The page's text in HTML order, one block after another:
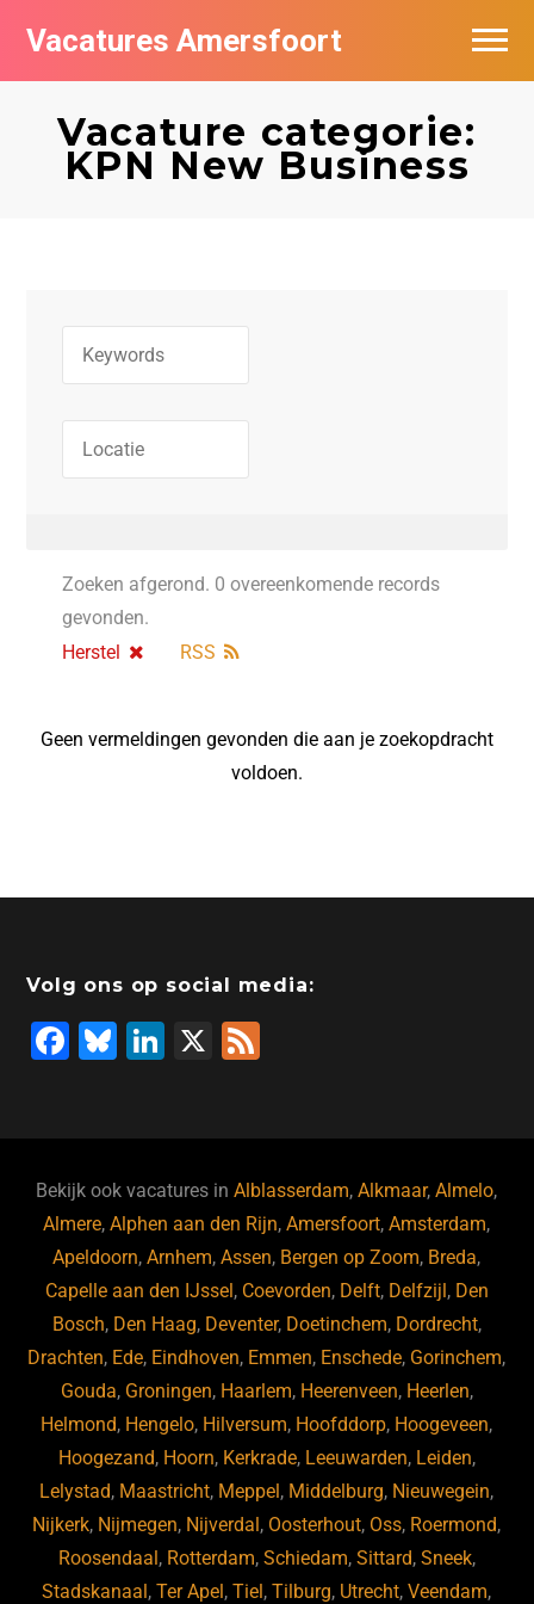
Vacatures Amersfoort
Vacature categorie:
KPN New Business
Zoeken afgerond. 0 overeenkomende records
gevonden.
Herstel
RSS
Geen vermeldingen gevonden die aan je zoekopdracht
voldoen.
Volg ons op social media:
F
b
o
o
k
Bl
ky
Li
dI
n
X
Bekijk ook vacatures inAlblasserdam,Alkmaar,Almelo,
Almere,Alphen aan den Rijn,Amersfoort,Amsterdam,
Apeldoorn,Arnhem,Assen, Bergen op Zoom, Breda,
Capelle aan den IJssel , Coevorden, Delft, Delfzijl , Den
Bosch, Den Haag, Deventer, Doetinchem, Dordrecht,
Drachten, Ede, Eindhoven, Emmen, Enschede, Gorinchem,
Gouda, Groningen, Haarlem, Heerenveen, Heerlen,
Helmond, Hengelo, Hilversum, Hoofddorp, Hoogeveen,
Hoogezand, Hoorn, Kerkrade, Leeuwarden, Leiden,
Lelystad, Maastricht, Meppel , Middelburg, Nieuwegein,
Nijkerk, Nijmegen, Nijverdal , Oosterhout, Oss, Roermond,
Roosendaal , Rotterdam, Schiedam, Sittard, Sneek,
Stadskanaal ,Ter Apel ,Tiel ,Tilburg, Utrecht,Veendam,
Vacatures per bedrijf
De populairste vacatures in Amersfoort